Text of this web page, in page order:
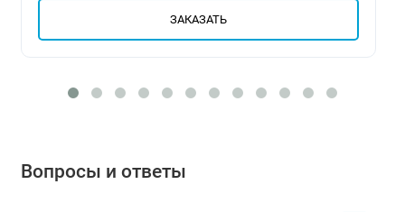
ЗАКАЗАТЬ
Вопросы и ответы